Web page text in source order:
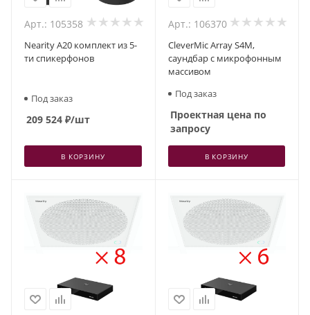
Арт.: 105358
Nearity A20 комплект из 5-
ти спикерфонов
Под заказ
209 524 ₽/шт
В КОРЗИНУ
Арт.: 106370
CleverMic Array S4M,
саундбар с микрофонным
массивом
Под заказ
Проектная цена по
запросу
В КОРЗИНУ